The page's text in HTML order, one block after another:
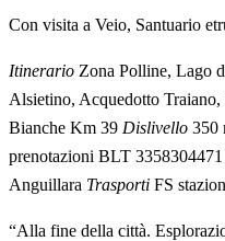
Con visita a Veio, Santuario
Itinerario Zona Polline, Lago
Alsietino, Acquedotto Traiano,
Bianche Km 39 Dislivello 350
prenotazioni BLT 3358304471
Anguillara Trasporti FS
“Alla fine della città.